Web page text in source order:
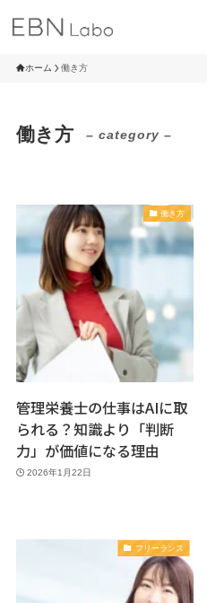
ホーム 働き方
働き方 – category –
働き方
管理栄養士の仕事はAIに取
られる？知識より「判断
力」が価値になる理由
2026年1月22日
フリーランス